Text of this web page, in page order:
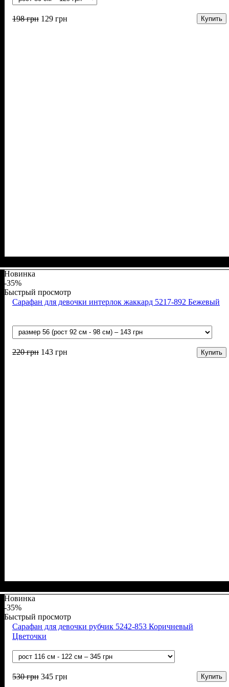
198грн 129 грн Купить
Новинка
-35%
Быстрый просмотр
Сарафан для девочки интерлок жаккард 5217-892 Бежевый
220грн 143 грн Купить
Новинка
-35%
Быстрый просмотр
Сарафан для девочки рубчик 5242-853 Коричневый
Цветочки
530грн 345 грн Купить